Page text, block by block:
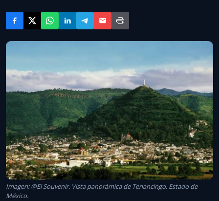
Imagen: @El Souvenir. Vista panorámica de Tenancingo. Estado de
México.